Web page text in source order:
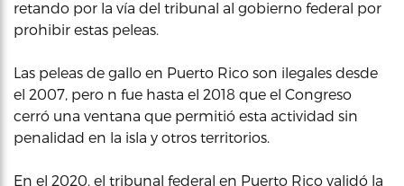
retando por la vía del tribunal al gobierno federal por
prohibir estas peleas.
Las peleas de gallo en Puerto Rico son ilegales desde
el 2007, pero n fue hasta el 2018 que el Congreso
cerró una ventana que permitió esta actividad sin
penalidad en la isla y otros territorios.
En el 2020, el tribunal federal en Puerto Rico validó la